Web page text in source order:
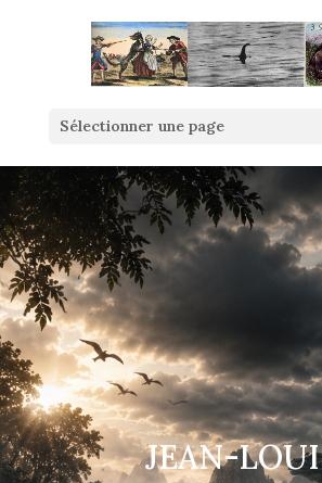
Sélectionner une page
JEAN-